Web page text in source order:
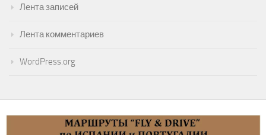
Лента записей
Лента комментариев
WordPress.org